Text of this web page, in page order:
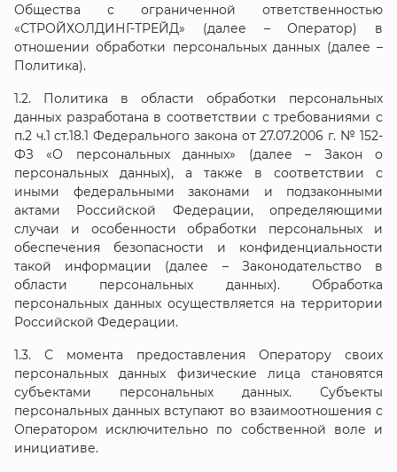
Контакты
Общества с ограниченной ответственностью
«СТРОЙХОЛДИНГ-ТРЕЙД» (далее – Оператор) в
отношении обработки персональных данных (далее –
Политика).
1.2. Политика в области обработки персональных
данных разработана в соответствии с требованиями с
п.2 ч.1 ст.18.1 Федерального закона от 27.07.2006 г. № 152-
ФЗ «О персональных данных» (далее – Закон о
персональных данных), а также в соответствии с
иными федеральными законами и подзаконными
актами Российской Федерации, определяющими
случаи и особенности обработки персональных и
обеспечения безопасности и конфиденциальности
такой информации (далее – Законодательство в
области персональных данных). Обработка
персональных данных осуществляется на территории
Российской Федерации.
1.3. С момента предоставления Оператору своих
персональных данных физические лица становятся
субъектами персональных данных. Субъекты
персональных данных вступают во взаимоотношения с
Оператором исключительно по собственной воле и
инициативе.